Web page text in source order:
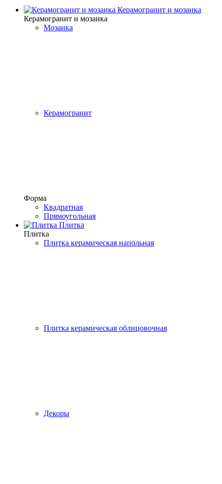
Керамогранит и мозаика
Керамогранит и мозаика
Мозаика
Керамогранит
Форма
Квадратная
Прямоугольная
Плитка
Плитка
Плитка керамическая напольная
Плитка керамическая облицовочная
Декоры